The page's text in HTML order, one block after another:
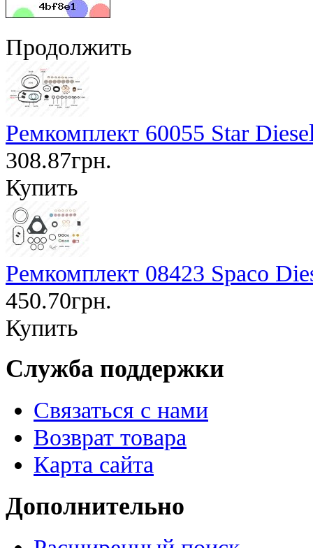
Продолжить
Ремкомплект 60055 Star
308.87грн.
Купить
Ремкомплект 08423 Spaco
450.70грн.
Купить
Служба поддержки
Связаться с нами
Возврат товара
Карта сайта
Дополнительно